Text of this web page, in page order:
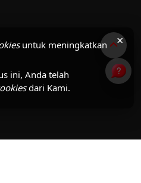
×
untuk meningkatkan
ini, Anda telah
dari Kami.